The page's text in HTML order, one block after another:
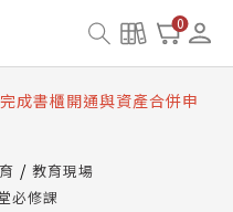
0
資產合併與書櫃開通申請
常見問題
成書櫃開通與資產合併申
資產合併與書櫃開通申請
教育現場
必修課